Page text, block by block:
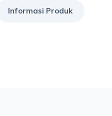
Informasi Produk